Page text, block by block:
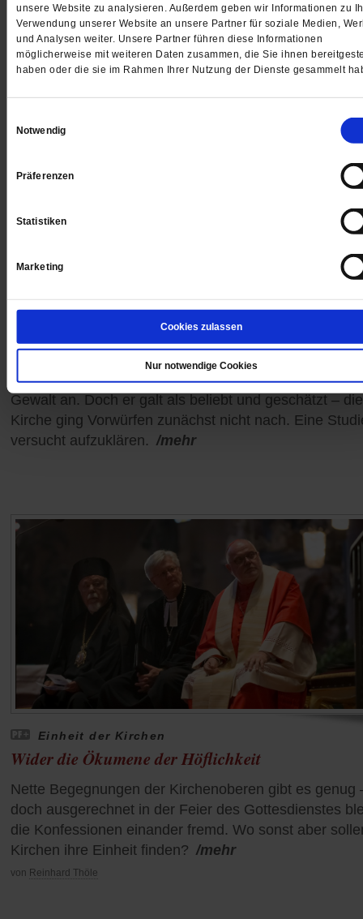
unsere Website zu analysieren. Außerdem geben wir Informationen zu
Verwendung unserer Website an unsere Partner für soziale Medien,
und Analysen weiter. Unsere Partner führen diese Informationen
möglicherweise mit weiteren Daten zusammen, die Sie ihnen
haben oder die sie im Rahmen Ihrer Nutzung der Dienste gesammelt
Notwendig
Präferenzen
Statistiken
Marketing
Cookies zulassen
Nur notwendige Cookies
Jesus den bürokratischen Anforderungen wohl
würde. /mehr
Evangelische Kirche versäumt Aufarbeitung
Jahrelang tat ein Pfarrer Männern spirituelle und
Gewalt an. Doch er galt als beliebt und geschätzt – die
Kirche ging Vorwürfen zunächst nicht nach. Eine
versucht aufzuklären. /mehr
Einheit der Kirchen
Wider die Ökumene der Höflichkeit
Nette Begegnungen der Kirchenoberen gibt es genug
doch ausgerechnet in der Feier des Gottesdienstes
die Konfessionen einander fremd. Wo sonst aber
Kirchen ihre Einheit finden? /mehr
von Reinhard Thöle